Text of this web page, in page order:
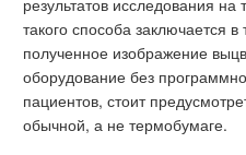
такого способа заключается
полученное изображение
оборудование без
пациентов, стоит
обычной, а не термобумаге.